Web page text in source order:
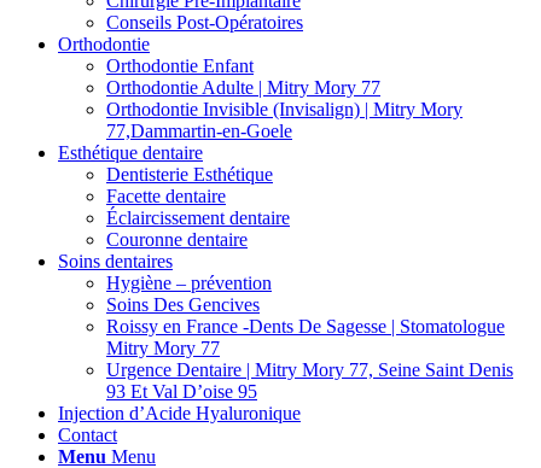
Conseils Post-Opératoires
Orthodontie
Orthodontie Enfant
Orthodontie Adulte | Mitry Mory 77
Orthodontie Invisible (Invisalign) | Mitry Mory
77,Dammartin-en-Goele
Esthétique dentaire
Dentisterie Esthétique
Facette dentaire
Éclaircissement dentaire
Couronne dentaire
Soins dentaires
Hygiène – prévention
Soins Des Gencives
Roissy en France -Dents De Sagesse | Stomatologue
Mitry Mory 77
Urgence Dentaire | Mitry Mory 77, Seine Saint Denis
93 Et Val D’oise 95
Injection d’Acide Hyaluronique
Contact
Menu Menu